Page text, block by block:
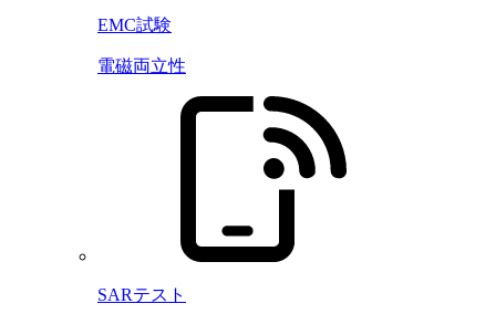
EMC試験
電磁両立性
SARテスト